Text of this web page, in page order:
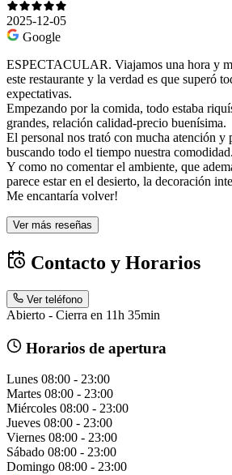
2025-12-05
Google
ESPECTACULAR. Viajamos una hora y
este restaurante y la verdad es que superó
expectativas.
Empezando por la comida, todo estaba
grandes, relación calidad-precio buenísima.
El personal nos trató con mucha atención y
buscando todo el tiempo nuestra comodidad.
Y como no comentar el ambiente, que
parece estar en el desierto, la decoración
Me encantaría volver!
Ver más reseñas
Contacto y Horarios
Ver teléfono
Abierto - Cierra en 11h 35min
Horarios de apertura
Lunes 08:00 - 23:00
Martes 08:00 - 23:00
Miércoles 08:00 - 23:00
Jueves 08:00 - 23:00
Viernes 08:00 - 23:00
Sábado 08:00 - 23:00
Domingo 08:00 - 23:00